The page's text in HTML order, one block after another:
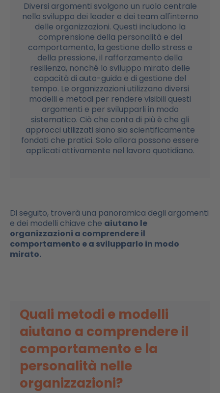
Diversi argomenti svolgono un ruolo centrale
nello sviluppo dei leader e dei team all'interno
delle organizzazioni. Questi includono la
comprensione della personalità e del
comportamento, la gestione dello stress e
della pressione, il rafforzamento della
resilienza, nonché lo sviluppo mirato delle
capacità di auto-guida e di gestione del
tempo. Le organizzazioni utilizzano diversi
modelli e metodi per rendere visibili questi
argomenti e per svilupparli in modo
sistematico. Ciò che conta di più è che gli
approcci utilizzati siano sia scientificamente
fondati che pratici. Solo allora possono essere
applicati attivamente nel lavoro quotidiano.
Di seguito, troverà una panoramica degli argomenti
e dei modelli chiave che aiutano le
organizzazioni a comprendere il
comportamento e a svilupparlo in modo
mirato.
Quali metodi e modelli
aiutano a comprendere il
comportamento e la
personalità nelle
organizzazioni?